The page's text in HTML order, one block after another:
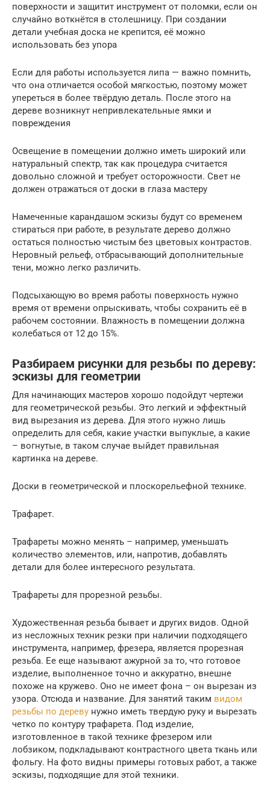
поверхности и защитит инструмент от поломки, если он
случайно воткнётся в столешницу. При создании
детали учебная доска не крепится, её можно
использовать без упора
Если для работы используется липа — важно помнить,
что она отличается особой мягкостью, поэтому может
упереться в более твёрдую деталь. После этого на
дереве возникнут непривлекательные ямки и
повреждения
Освещение в помещении должно иметь широкий или
натуральный спектр, так как процедура считается
довольно сложной и требует осторожности. Свет не
должен отражаться от доски в глаза мастеру
Намеченные карандашом эскизы будут со временем
стираться при работе, в результате дерево должно
остаться полностью чистым без цветовых контрастов.
Неровный рельеф, отбрасывающий дополнительные
тени, можно легко различить.
Подсыхающую во время работы поверхность нужно
время от времени опрыскивать, чтобы сохранить её в
рабочем состоянии. Влажность в помещении должна
колебаться от 12 до 15%.
Разбираем рисунки для резьбы по дереву:
эскизы для геометрии
Для начинающих мастеров хорошо подойдут чертежи
для геометрической резьбы. Это легкий и эффектный
вид вырезания из дерева. Для этого нужно лишь
определить для себя, какие участки выпуклые, а какие
– вогнутые, в таком случае выйдет правильная
картинка на дереве.
Доски в геометрической и плоскорельефной технике.
Трафарет.
Трафареты можно менять – например, уменьшать
количество элементов, или, напротив, добавлять
детали для более интересного результата.
Трафареты для прорезной резьбы.
Художественная резьба бывает и других видов. Одной
из несложных техник резки при наличии подходящего
инструмента, например, фрезера, является прорезная
резьба. Ее еще называют ажурной за то, что готовое
изделие, выполненное точно и аккуратно, внешне
похоже на кружево. Оно не имеет фона – он вырезан из
узора. Отсюда и название. Для занятий таким видом
резьбы по дереву нужно иметь твердую руку и вырезать
четко по контуру трафарета. Под изделие,
изготовленное в такой технике фрезером или
лобзиком, подкладывают контрастного цвета ткань или
фольгу. На фото видны примеры готовых работ, а также
эскизы, подходящие для этой техники.